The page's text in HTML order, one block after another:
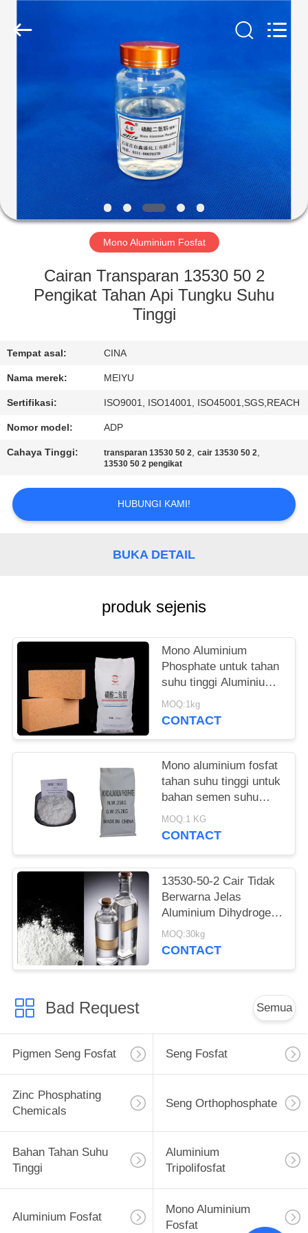
VIDEO
TENTANG
KAMI
PABRIK
KUALITAS
HUBUNGI
KAMI
KUTIPAN
Rights
Reserved.
Mono Aluminium Fosfat
Cairan Transparan 13530 50 2
Pengikat Tahan Api Tungku Suhu
Tinggi
Tempat asal: CINA
Nama merek: MEIYU
Sertifikasi: ISO9001, ISO14001, ISO45001,SGS,REACH
Nomor model: ADP
Cahaya Tinggi: transparan 13530 50 2,cair 13530 50 2,
13530 50 2 pengikat
HUBUNGI KAMI!
BUKA DETAIL
produk sejenis
Mono Aluminium
Phosphate untuk tahan
suhu tinggi Aluminium
dihidrogen phosphate
bubuk
MOQ:1kg
CONTACT
Mono aluminium fosfat
tahan suhu tinggi untuk
bahan semen suhu
tinggi
MOQ:1 KG
CONTACT
13530-50-2 Cair Tidak
Berwarna Jelas
Aluminium Dihydrogen
Triphosphate
MOQ:30kg
CONTACT
Bad Request Semua
Pigmen Seng Fosfat Seng Fosfat
Zinc Phosphating
Chemicals
Seng Orthophosphate
Bahan Tahan Suhu
Tinggi
Aluminium
Tripolifosfat
Aluminium Fosfat
Mono Aluminium
Fosfat